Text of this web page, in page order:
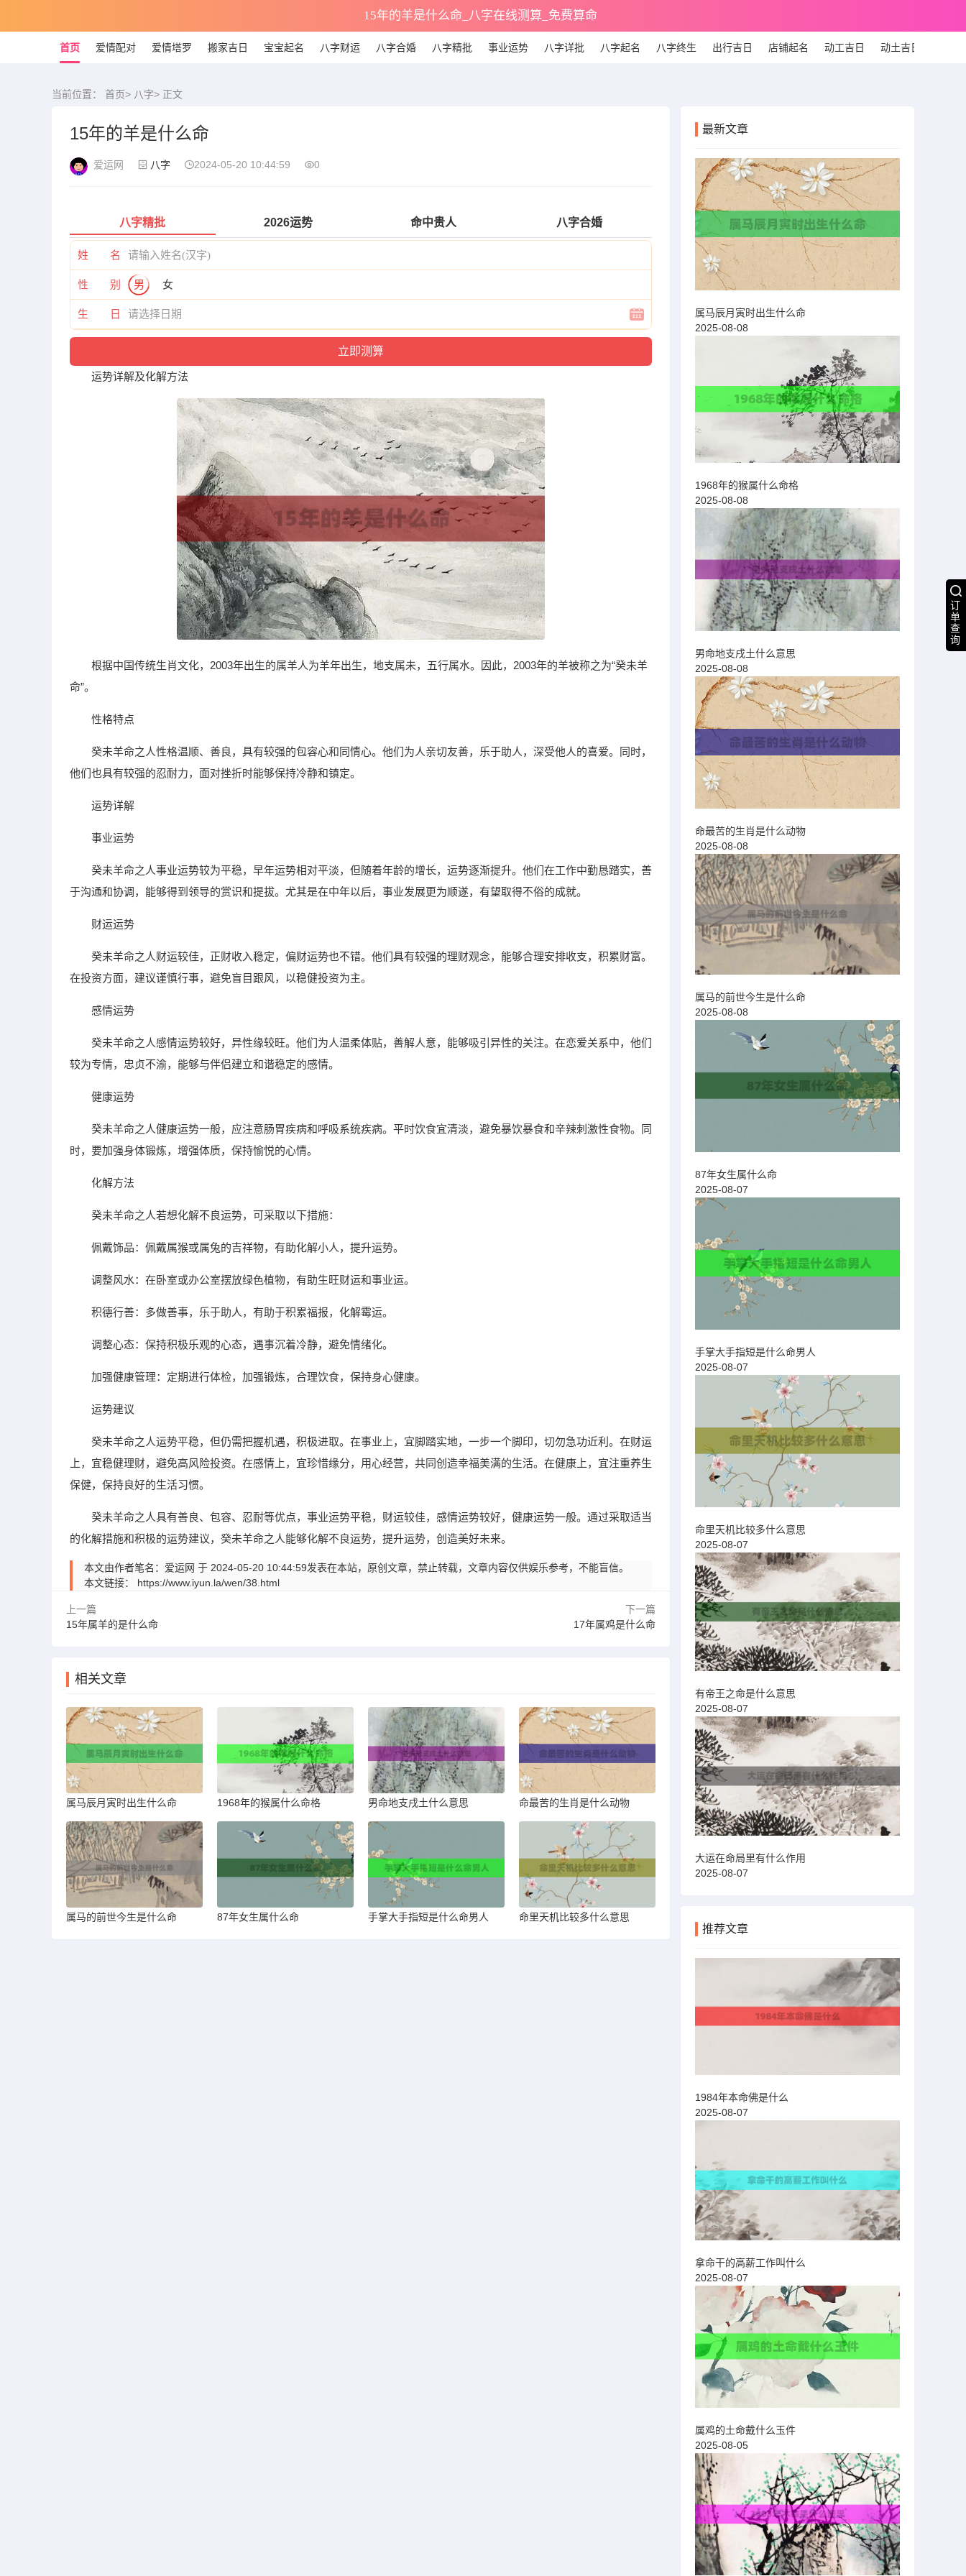
15年的羊是什么命_八字在线测算_免费算命
首页 爱情配对 爱情塔罗 搬家吉日 宝宝起名 八字财运 八字合婚 八字精批 事业运势 八字详批 八字起名 八字终生 出行吉日 店铺起名 动工吉日 动土吉日
订
单
查
询
当前位置： 首页> 八字> 正文
15年的羊是什么命
爱运网 八字 2024-05-20 10:44:59 0
八字精批 2026运势 命中贵人 八字合婚
姓 名
性 别 男 女
生 日
运势详解及化解方法
根据中国传统生肖文化，2003年出生的属羊人为羊年出生，地支属未，五行属水。因此，2003年的羊被称之为“癸未羊
命”。
性格特点
癸未羊命之人性格温顺、善良，具有较强的包容心和同情心。他们为人亲切友善，乐于助人，深受他人的喜爱。同时，
他们也具有较强的忍耐力，面对挫折时能够保持冷静和镇定。
运势详解
事业运势
癸未羊命之人事业运势较为平稳，早年运势相对平淡，但随着年龄的增长，运势逐渐提升。他们在工作中勤恳踏实，善
于沟通和协调，能够得到领导的赏识和提拔。尤其是在中年以后，事业发展更为顺遂，有望取得不俗的成就。
财运运势
癸未羊命之人财运较佳，正财收入稳定，偏财运势也不错。他们具有较强的理财观念，能够合理安排收支，积累财富。
在投资方面，建议谨慎行事，避免盲目跟风，以稳健投资为主。
感情运势
癸未羊命之人感情运势较好，异性缘较旺。他们为人温柔体贴，善解人意，能够吸引异性的关注。在恋爱关系中，他们
较为专情，忠贞不渝，能够与伴侣建立和谐稳定的感情。
健康运势
癸未羊命之人健康运势一般，应注意肠胃疾病和呼吸系统疾病。平时饮食宜清淡，避免暴饮暴食和辛辣刺激性食物。同
时，要加强身体锻炼，增强体质，保持愉悦的心情。
化解方法
癸未羊命之人若想化解不良运势，可采取以下措施：
佩戴饰品：佩戴属猴或属兔的吉祥物，有助化解小人，提升运势。
调整风水：在卧室或办公室摆放绿色植物，有助生旺财运和事业运。
积德行善：多做善事，乐于助人，有助于积累福报，化解霉运。
调整心态：保持积极乐观的心态，遇事沉着冷静，避免情绪化。
加强健康管理：定期进行体检，加强锻炼，合理饮食，保持身心健康。
运势建议
癸未羊命之人运势平稳，但仍需把握机遇，积极进取。在事业上，宜脚踏实地，一步一个脚印，切勿急功近利。在财运
上，宜稳健理财，避免高风险投资。在感情上，宜珍惜缘分，用心经营，共同创造幸福美满的生活。在健康上，宜注重养生
保健，保持良好的生活习惯。
癸未羊命之人具有善良、包容、忍耐等优点，事业运势平稳，财运较佳，感情运势较好，健康运势一般。通过采取适当
的化解措施和积极的运势建议，癸未羊命之人能够化解不良运势，提升运势，创造美好未来。
本文由作者笔名：爱运网 于 2024-05-20 10:44:59发表在本站，原创文章，禁止转载，文章内容仅供娱乐参考，不能盲信。
本文链接： https://www.iyun.la/wen/38.html
上一篇
15年属羊的是什么命
下一篇
17年属鸡是什么命
相关文章
属马辰月寅时出生什么命 1968年的猴属什么命格 男命地支戌土什么意思 命最苦的生肖是什么动物
属马的前世今生是什么命 87年女生属什么命 手掌大手指短是什么命男人 命里天机比较多什么意思
最新文章
属马辰月寅时出生什么命
2025-08-08
1968年的猴属什么命格
2025-08-08
男命地支戌土什么意思
2025-08-08
命最苦的生肖是什么动物
2025-08-08
属马的前世今生是什么命
2025-08-08
87年女生属什么命
2025-08-07
手掌大手指短是什么命男人
2025-08-07
命里天机比较多什么意思
2025-08-07
有帝王之命是什么意思
2025-08-07
大运在命局里有什么作用
2025-08-07
推荐文章
1984年本命佛是什么
2025-08-07
拿命干的高薪工作叫什么
2025-08-07
属鸡的土命戴什么玉件
2025-08-05